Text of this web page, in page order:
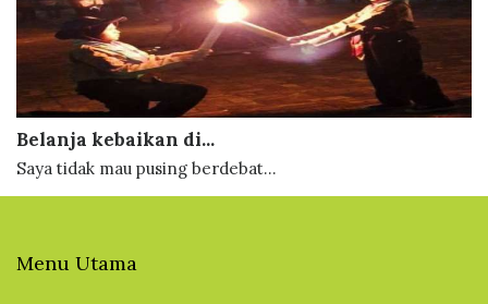
Belanja kebaikan di...
Saya tidak mau pusing berdebat...
Menu Utama